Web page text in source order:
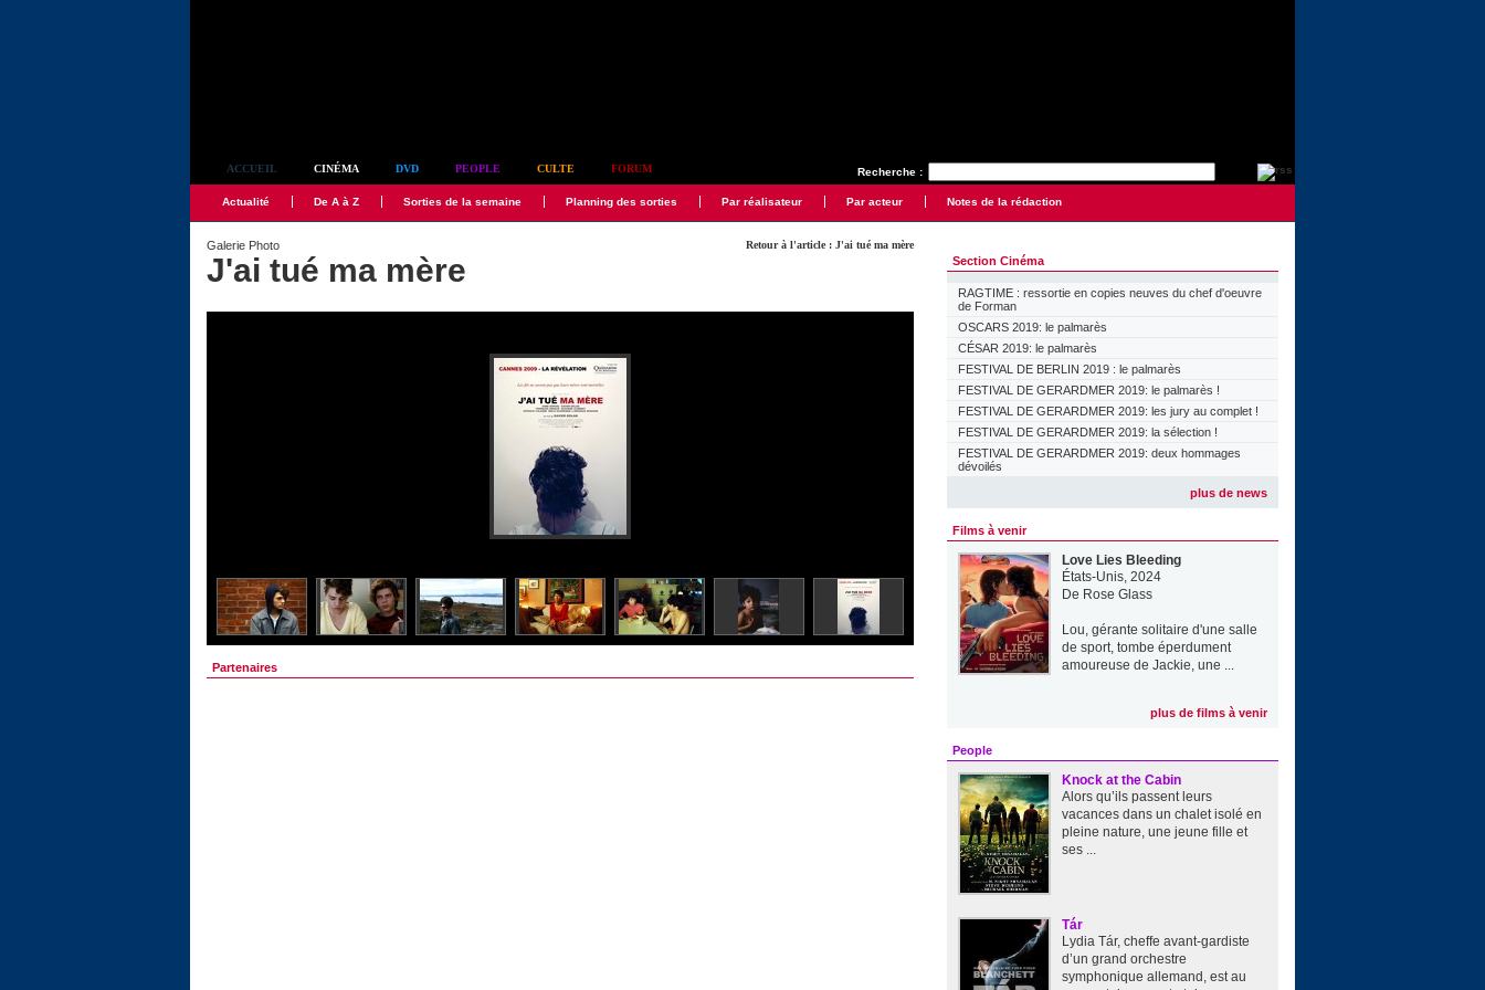
Recherche :
ACCUEIL CINÉMA DVD PEOPLE CULTE FORUM
Actualité De A à Z Sorties de la semaine Planning des sorties Par réalisateur Par acteur Notes de la rédaction
Retour à l'article : J'ai tué ma mère
Galerie Photo
J'ai tué ma mère
Partenaires
Section Cinéma
RAGTIME : ressortie en copies neuves du chef d'oeuvre
de Forman
OSCARS 2019: le palmarès
CÉSAR 2019: le palmarès
FESTIVAL DE BERLIN 2019 : le palmarès
FESTIVAL DE GERARDMER 2019: le palmarès !
FESTIVAL DE GERARDMER 2019: les jury au complet !
FESTIVAL DE GERARDMER 2019: la sélection !
FESTIVAL DE GERARDMER 2019: deux hommages
dévoilés
plus de news
Films à venir
Love Lies Bleeding
États-Unis, 2024
De Rose Glass
Lou, gérante solitaire d'une salle
de sport, tombe éperdument
amoureuse de Jackie, une ...
plus de films à venir
People
Knock at the Cabin
Alors qu’ils passent leurs
vacances dans un chalet isolé en
pleine nature, une jeune fille et
ses ...
Tár
Lydia Tár, cheffe avant-gardiste
d’un grand orchestre
symphonique allemand, est au